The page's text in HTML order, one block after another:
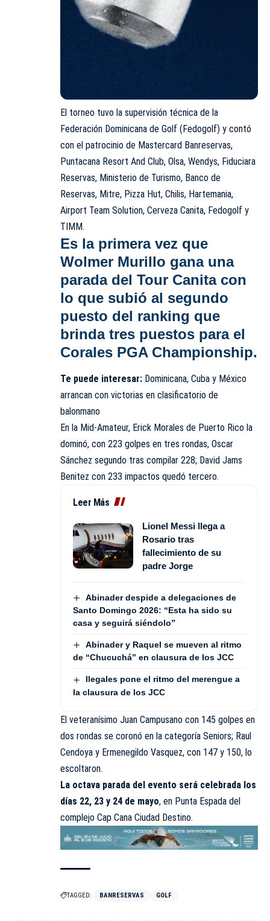
El torneo tuvo la supervisión técnica de la
Federación Dominicana de Golf (Fedogolf) y contó
con el patrocinio de Mastercard Banreservas,
Puntacana Resort And Club, Olsa, Wendys, Fiduciara
Reservas, Ministerio de Turismo, Banco de
Reservas, Mitre, Pizza Hut, Chilis, Hartemania,
Airport Team Solution, Cerveza Canita, Fedogolf y
TIMM.
Es la primera vez que
Wolmer Murillo gana una
parada del Tour Canita con
lo que subió al segundo
puesto del ranking que
brinda tres puestos para el
Corales PGA Championship.
Te puede interesar: Dominicana, Cuba y México
arrancan con victorias en clasificatorio de
balonmano
En la Mid-Amateur, Erick Morales de Puerto Rico la
dominó, con 223 golpes en tres rondas, Oscar
Sánchez segundo tras compilar 228; David Jams
Benitez con 233 impactos quedó tercero.
Leer Más
Lionel Messi llega a
Rosario tras
fallecimiento de su
padre Jorge
Abinader despide a delegaciones de
Santo Domingo 2026: “Esta ha sido su
casa y seguirá siéndolo”
Abinader y Raquel se mueven al ritmo
de “Chucuchá” en clausura de los JCC
Ilegales pone el ritmo del merengue a
la clausura de los JCC
El veteranísimo Juan Campusano con 145 golpes en
dos rondas se coronó en la categoría Seniors; Raul
Cendoya y Ermenegildo Vasquez, con 147 y 150, lo
escoltaron.
La octava parada del evento será celebrada los
días 22, 23 y 24 de mayo, en Punta Espada del
complejo Cap Cana Ciudad Destino.
TAGGED: BANRESERVAS GOLF